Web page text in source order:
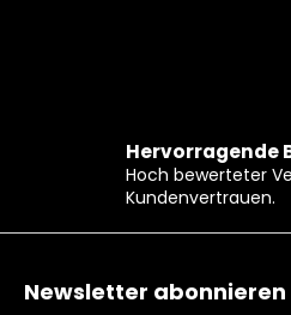
Hervorragende
Hoch bewerteter
Kundenvertrauen.
Fußzeile
Newsletter abonnieren